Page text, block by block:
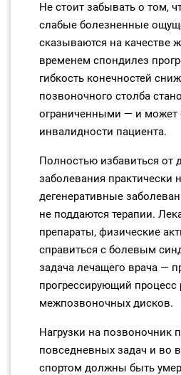
Не стоит забывать о том,
слабые болезненные
сказываются на качестве
временем спондилез
гибкость конечностей
позвоночного столба
ограниченными — и может
инвалидности пациента.
Полностью избавиться от
заболевания практически
дегенеративные
не поддаются терапии.
препараты, физические
справиться с болевым
задача лечащего врача —
прогрессирующий процесс
межпозвоночных дисков.
Нагрузки на позвоночник
повседневных задач и во
спортом должны быть